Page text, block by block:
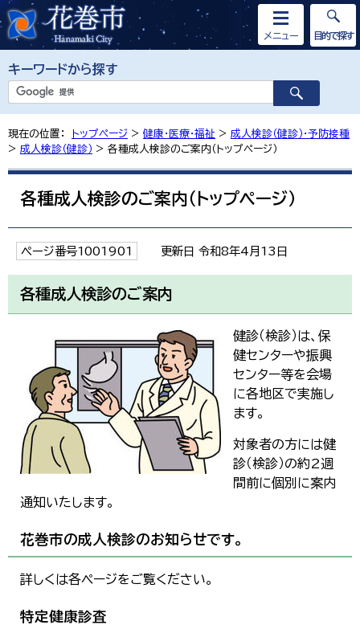
キーワードから探す
メニュー 目的で探す
現在の位置： トップページ > 健康・医療・福祉 > 成人検診（健診）・予防接種
> 成人検診（健診） > 各種成人検診のご案内（トップページ）
各種成人検診のご案内（トップページ）
ページ番号1001901 更新日 令和8年4月13日
各種成人検診のご案内
健診（検診）は、保
健センターや振興
センター等を会場
に各地区で実施し
ます。
対象者の方には健
診（検診）の約2週
間前に個別に案内
通知いたします。
花巻市の成人検診のお知らせです。
詳しくは各ページをご覧ください。
特定健康診査